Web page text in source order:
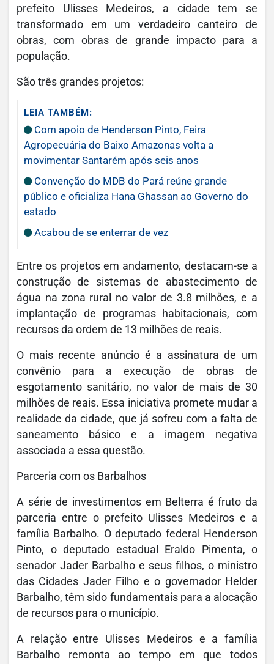
prefeito Ulisses Medeiros, a cidade tem se
transformado em um verdadeiro canteiro de
obras, com obras de grande impacto para a
população.
São três grandes projetos:
LEIA TAMBÉM:
Com apoio de Henderson Pinto, Feira
Agropecuária do Baixo Amazonas volta a
movimentar Santarém após seis anos
Convenção do MDB do Pará reúne grande
público e oficializa Hana Ghassan ao Governo do
estado
Acabou de se enterrar de vez
Entre os projetos em andamento, destacam-se a
construção de sistemas de abastecimento de
água na zona rural no valor de 3.8 milhões, e a
implantação de programas habitacionais, com
recursos da ordem de 13 milhões de reais.
O mais recente anúncio é a assinatura de um
convênio para a execução de obras de
esgotamento sanitário, no valor de mais de 30
milhões de reais. Essa iniciativa promete mudar a
realidade da cidade, que já sofreu com a falta de
saneamento básico e a imagem negativa
associada a essa questão.
Parceria com os Barbalhos
A série de investimentos em Belterra é fruto da
parceria entre o prefeito Ulisses Medeiros e a
família Barbalho. O deputado federal Henderson
Pinto, o deputado estadual Eraldo Pimenta, o
senador Jader Barbalho e seus filhos, o ministro
das Cidades Jader Filho e o governador Helder
Barbalho, têm sido fundamentais para a alocação
de recursos para o município.
A relação entre Ulisses Medeiros e a família
Barbalho remonta ao tempo em que todos